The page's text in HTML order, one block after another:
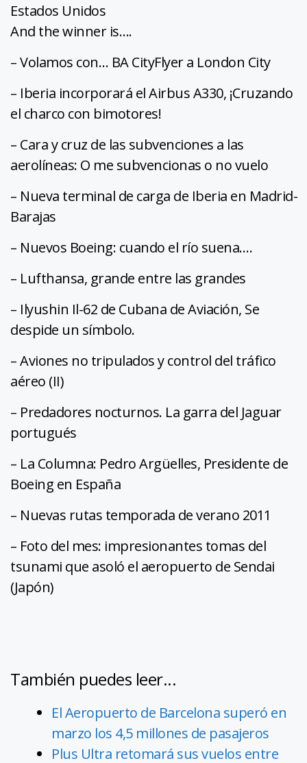
Estados Unidos
And the winner is….
– Volamos con… BA CityFlyer a London City
– Iberia incorporará el Airbus A330, ¡Cruzando
el charco con bimotores!
– Cara y cruz de las subvenciones a las
aerolíneas: O me subvencionas o no vuelo
– Nueva terminal de carga de Iberia en Madrid-
Barajas
– Nuevos Boeing: cuando el río suena….
– Lufthansa, grande entre las grandes
– Ilyushin Il-62 de Cubana de Aviación, Se
despide un símbolo.
– Aviones no tripulados y control del tráfico
aéreo (II)
– Predadores nocturnos. La garra del Jaguar
portugués
– La Columna: Pedro Argüelles, Presidente de
Boeing en España
– Nuevas rutas temporada de verano 2011
– Foto del mes: impresionantes tomas del
tsunami que asoló el aeropuerto de Sendai
(Japón)
También puedes leer...
El Aeropuerto de Barcelona superó en
marzo los 4,5 millones de pasajeros
Plus Ultra retomará sus vuelos entre